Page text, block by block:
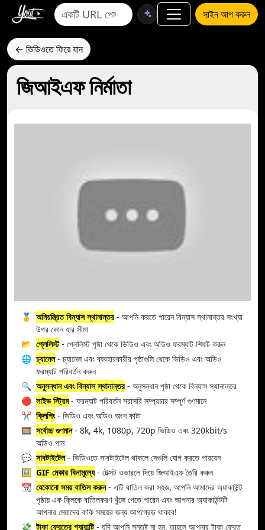
সাইন আপ করুন
← ভিডিওতে ফিরে যান
জিআইএফ নির্মাতা
🥇 অনিয়ন্ত্রিত বিন্যাস স্থানান্তর- আপনি করতে পারেন বিন্যাস স্থানান্তর সংখ্যা
উপর কোন হার সীমা
📂 প্লেলিস্ট- প্লেলিস্ট পৃষ্ঠা থেকে ভিডিও এবং অডিও ফরম্যাট শিফট করুন
🌐 চ্যানেল- চ্যানেল এবং ব্যবহারকারীর পৃষ্ঠাগুলি থেকে ভিডিও এবং অডিও
ফরম্যাট পরিবর্তন করুন
🔍 অনুসন্ধান এবং বিন্যাস স্থানান্তর- অনুসন্ধান পৃষ্ঠা থেকে বিন্যাস স্থানান্তর
🔴 লাইভ স্ট্রিম- ফরম্যাট পরিবর্তন সরাসরি সম্প্রচার সম্পূর্ণ গুণমানে
✂️ ক্লিপিং- ভিডিও এবং অডিও অংশ কাটা
🎞️ সর্বোচ্চ গুণমান- 8k, 4k, 1080p, 720p ভিডিও এবং 320kbit/s
অডিও পান
💬 সাবটাইটেল- ভিডিওতে সাবটাইটেল থাকলে সেগুলি যোগ করতে পারবেন
🖼️ GIF মেকার বিনামূল্যে- টেক্সট ওভারলে দিয়ে জিআইএফ তৈরি করুন
📆 যেকোনো সময় বাতিল করুন- এটি বাতিল করা সহজ, আপনি আমাদের অ্যাকাউন্ট
পৃষ্ঠায় এক ক্লিকে বাতিলকরণ খুঁজে পেতে পারেন এবং আপনার অ্যাকাউন্টটি
আপনার মেয়াদের বাকি সময়ের জন্য আপগ্রেড থাকবে!
💸 টাকা ফেরতের গ্যারান্টি- যদি আপনি সন্তুষ্ট না হন, তাহলে আপনার টাকা ফেরত